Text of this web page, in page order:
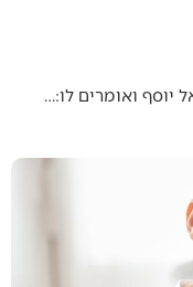
יוסף ואומרים לו:…